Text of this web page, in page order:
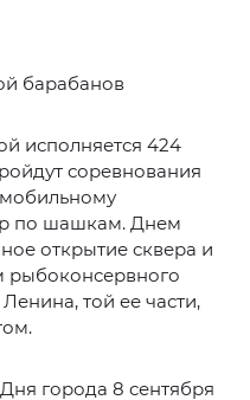
барабанов
исполняется 424
соревнования
по шашкам. Днем
открытие сквера и
рыбоконсервного
той ее части,
города 8 сентября